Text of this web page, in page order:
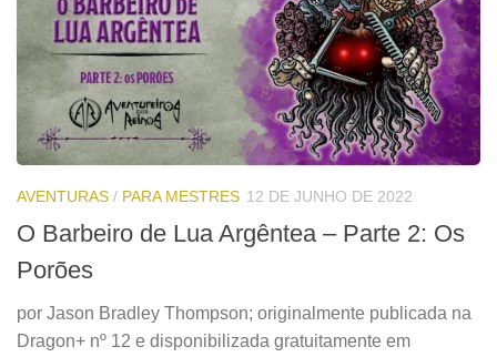
AVENTURAS / PARA MESTRES 12 DE JUNHO DE 2022
O Barbeiro de Lua Argêntea – Parte 2: Os
Porões
por Jason Bradley Thompson; originalmente publicada na
Dragon+ nº 12 e disponibilizada gratuitamente em